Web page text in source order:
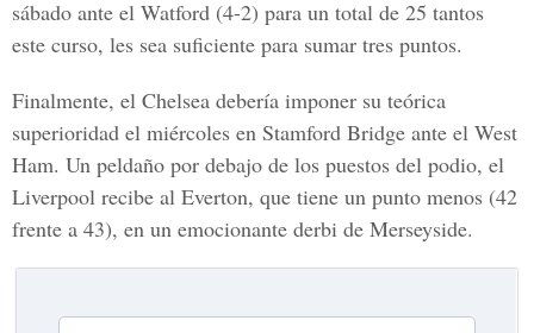
sábado ante el Watford (4-2) para un total de 25 tantos
este curso, les sea suficiente para sumar tres puntos.
Finalmente, el Chelsea debería imponer su teórica
superioridad el miércoles en Stamford Bridge ante el West
Ham. Un peldaño por debajo de los puestos del podio, el
Liverpool recibe al Everton, que tiene un punto menos (42
frente a 43), en un emocionante derbi de Merseyside.